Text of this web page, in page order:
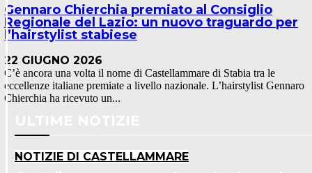
Gennaro Chierchia premiato al Consiglio
Regionale del Lazio: un nuovo traguardo per
l’hairstylist stabiese
22 GIUGNO 2026
C’è ancora una volta il nome di Castellammare di Stabia tra le
eccellenze italiane premiate a livello nazionale. L’hairstylist Gennaro
Chierchia ha ricevuto un...
NOTIZIE DI CASTELLAMMARE